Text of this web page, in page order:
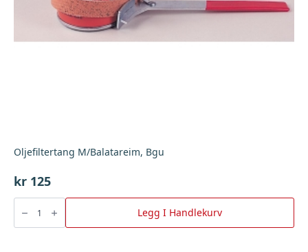
Oljefiltertang M/Balatareim, Bgu
kr 125
Oljefiltertang
M/Balatareim,
Bgu
antall
Legg I Handlekurv